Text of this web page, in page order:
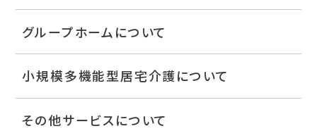
グループホームについて
小規模多機能型居宅介護について
その他サービスについて